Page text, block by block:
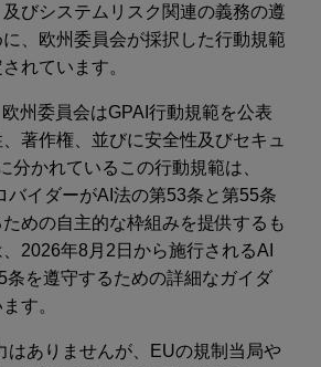
びシステムリスク関連の義務の遵
、欧州委員会が採択した行動規範
れています。
州委員会はGPAI行動規範を公表
著作権、並びに安全性及びセキュ
分かれているこの行動規範は、
バイダーがAI法の第53条と第55条
めの自主的な枠組みを提供するも
2026年8月2日から施行されるAI
条を遵守するための詳細なガイダ
す。
はありませんが、EUの規制当局や